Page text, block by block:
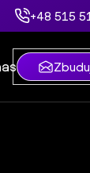
+48 515